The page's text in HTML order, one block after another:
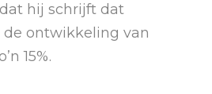
hij schrijft dat
de ontwikkeling van
15%.